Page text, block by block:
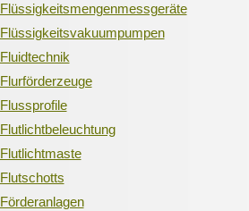
Flüssigkeitsmengenmessgeräte
Flüssigkeitsvakuumpumpen
Fluidtechnik
Flurförderzeuge
Flussprofile
Flutlichtbeleuchtung
Flutlichtmaste
Flutschotts
Förderanlagen